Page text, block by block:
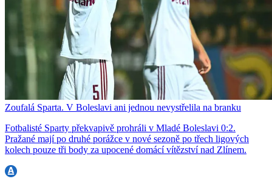
Zoufalá Sparta. V Boleslavi ani jednou nevystřelila na branku
Fotbalisté Sparty překvapivě prohráli v Mladé Boleslavi 0:2.
Pražané mají po druhé porážce v nové sezoně po třech ligových
kolech pouze tři body za upocené domácí vítězství nad Zlínem.